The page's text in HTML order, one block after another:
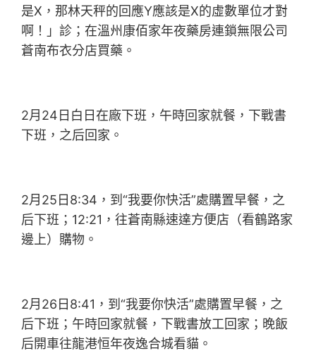
是X，那林天秤的回應Y應該是X的虛數單位才對
啊！」診；在溫州康佰家年夜藥房連鎖無限公司
蒼南布衣分店買藥。
2月24日白日在廠下班，午時回家就餐，下戰書
下班，之后回家。
2月25日8:34，到“我要你快活”處購置早餐，之
后下班；12:21，往蒼南縣速達方便店（看鶴路家
邊上）購物。
2月26日8:41，到“我要你快活”處購置早餐，之
后下班；午時回家就餐，下戰書放工回家；晚飯
后開車往龍港恒年夜逸合城看貓。